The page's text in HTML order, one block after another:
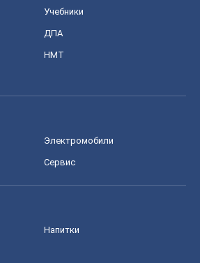
Учебники
ДПА
НМТ
Электромобили
Сервис
Напитки